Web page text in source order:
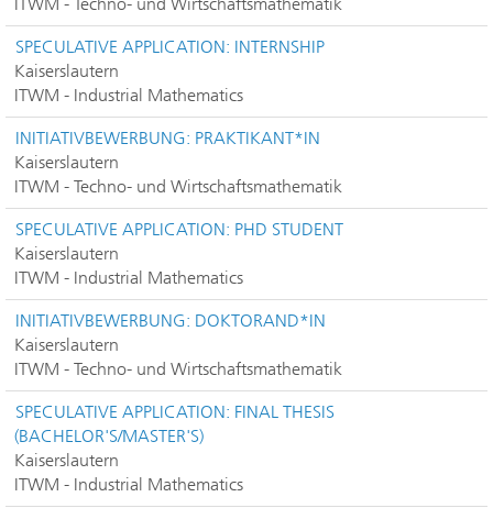
SPECULATIVE APPLICATION: INTERNSHIP
Kaiserslautern
ITWM - Industrial Mathematics
INITIATIVBEWERBUNG: PRAKTIKANT*IN
Kaiserslautern
ITWM - Techno- und Wirtschaftsmathematik
SPECULATIVE APPLICATION: PHD STUDENT
Kaiserslautern
ITWM - Industrial Mathematics
INITIATIVBEWERBUNG: DOKTORAND*IN
Kaiserslautern
ITWM - Techno- und Wirtschaftsmathematik
SPECULATIVE APPLICATION: FINAL THESIS
(BACHELOR'S/MASTER'S)
Kaiserslautern
ITWM - Industrial Mathematics